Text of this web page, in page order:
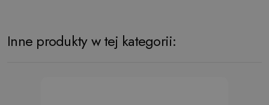
Inne produkty w tej kategorii: